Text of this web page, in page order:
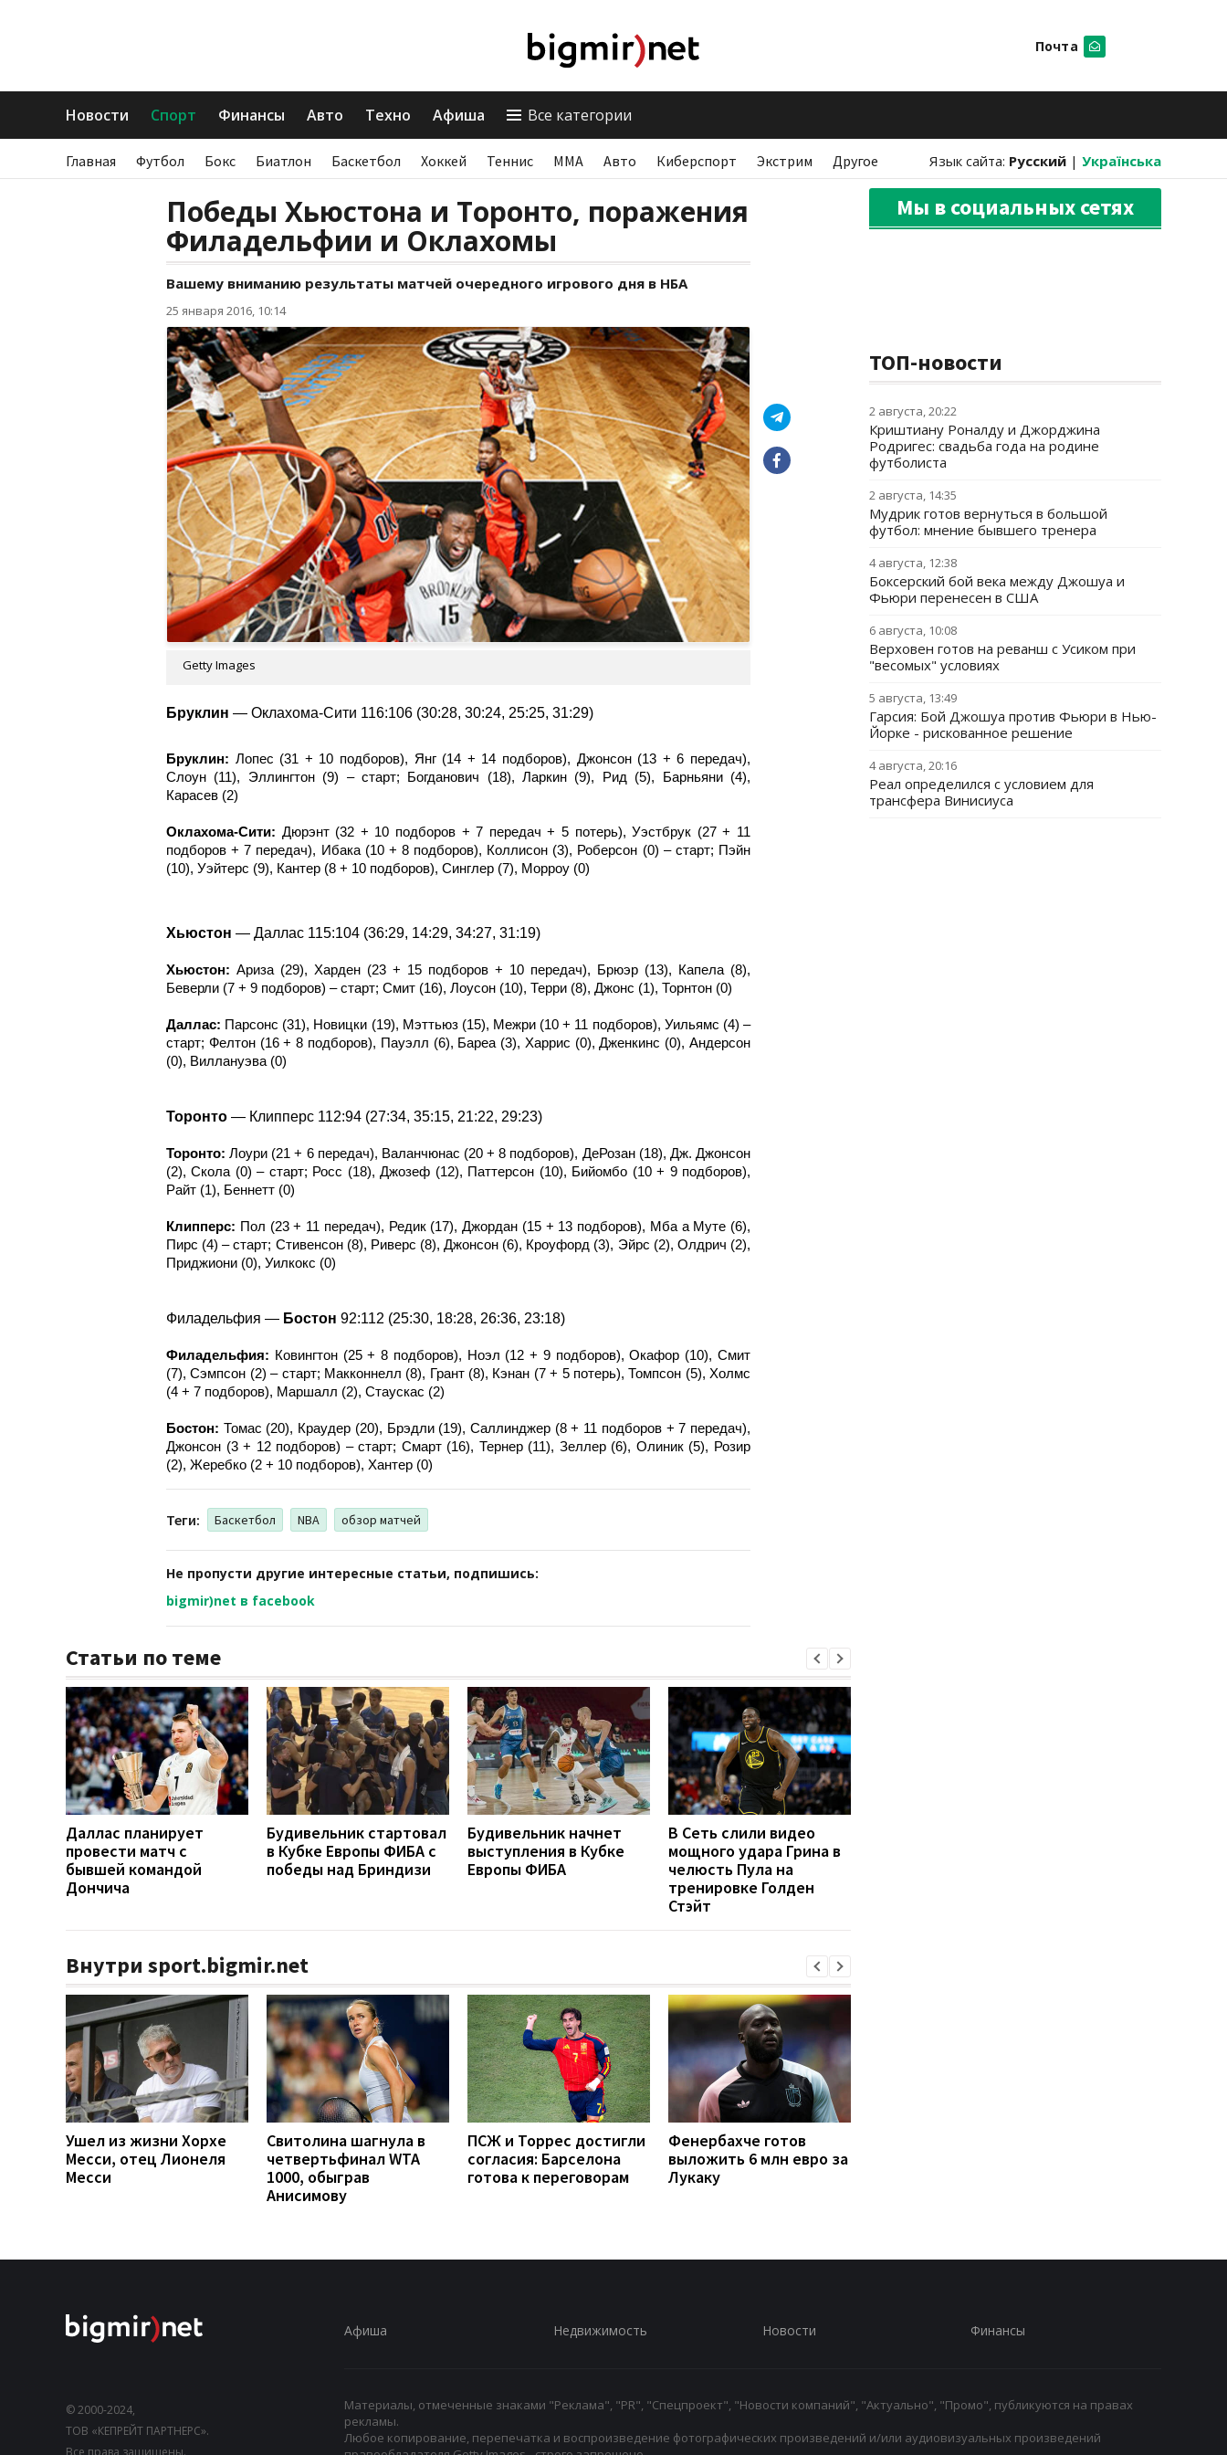
Почта
Новости Спорт Финансы Авто Техно Афиша Все категории
Главная Футбол Бокс Биатлон Баскетбол Хоккей Теннис ММА Авто Киберспорт Экстрим Другое Язык сайта: Русский | Українська
Победы Хьюстона и Торонто, поражения
Филадельфии и Оклахомы
Вашему вниманию результаты матчей очередного игрового дня в НБА
25 января 2016, 10:14
Getty Images
Бруклин — Оклахома-Сити 116:106 (30:28, 30:24, 25:25, 31:29)
Бруклин: Лопес (31 + 10 подборов), Янг (14 + 14 подборов), Джонсон (13 + 6 передач),
Слоун (11), Эллингтон (9) – старт; Богданович (18), Ларкин (9), Рид (5), Барньяни (4),
Карасев (2)
Оклахома-Сити: Дюрэнт (32 + 10 подборов + 7 передач + 5 потерь), Уэстбрук (27 + 11
подборов + 7 передач), Ибака (10 + 8 подборов), Коллисон (3), Роберсон (0) – старт; Пэйн
(10), Уэйтерс (9), Кантер (8 + 10 подборов), Синглер (7), Морроу (0)
Хьюстон — Даллас 115:104 (36:29, 14:29, 34:27, 31:19)
Хьюстон: Ариза (29), Харден (23 + 15 подборов + 10 передач), Брюэр (13), Капела (8),
Беверли (7 + 9 подборов) – старт; Смит (16), Лоусон (10), Терри (8), Джонс (1), Торнтон (0)
Даллас: Парсонс (31), Новицки (19), Мэттьюз (15), Межри (10 + 11 подборов), Уильямс (4) –
старт; Фелтон (16 + 8 подборов), Пауэлл (6), Бареа (3), Харрис (0), Дженкинс (0), Андерсон
(0), Виллануэва (0)
Торонто — Клипперс 112:94 (27:34, 35:15, 21:22, 29:23)
Торонто: Лоури (21 + 6 передач), Валанчюнас (20 + 8 подборов), ДеРозан (18), Дж. Джонсон
(2), Скола (0) – старт; Росс (18), Джозеф (12), Паттерсон (10), Бийомбо (10 + 9 подборов),
Райт (1), Беннетт (0)
Клипперс: Пол (23 + 11 передач), Редик (17), Джордан (15 + 13 подборов), Мба а Муте (6),
Пирс (4) – старт; Стивенсон (8), Риверс (8), Джонсон (6), Кроуфорд (3), Эйрс (2), Олдрич (2),
Приджиони (0), Уилкокс (0)
Филадельфия — Бостон 92:112 (25:30, 18:28, 26:36, 23:18)
Филадельфия: Ковингтон (25 + 8 подборов), Ноэл (12 + 9 подборов), Окафор (10), Смит
(7), Сэмпсон (2) – старт; Макконнелл (8), Грант (8), Кэнан (7 + 5 потерь), Томпсон (5), Холмс
(4 + 7 подборов), Маршалл (2), Стаускас (2)
Бостон: Томас (20), Краудер (20), Брэдли (19), Саллинджер (8 + 11 подборов + 7 передач),
Джонсон (3 + 12 подборов) – старт; Смарт (16), Тернер (11), Зеллер (6), Олиник (5), Розир
(2), Жеребко (2 + 10 подборов), Хантер (0)
Теги: Баскетбол NBA обзор матчей
Не пропусти другие интересные статьи, подпишись:
bigmir)net в facebook
Статьи по теме
Даллас планирует
провести матч с
бывшей командой
Дончича
Будивельник стартовал
в Кубке Европы ФИБА с
победы над Бриндизи
Будивельник начнет
выступления в Кубке
Европы ФИБА
В Сеть слили видео
мощного удара Грина в
челюсть Пула на
тренировке Голден
Стэйт
Внутри sport.bigmir.net
Ушел из жизни Хорхе
Месси, отец Лионеля
Месси
Свитолина шагнула в
четвертьфинал WTA
1000, обыграв
Анисимову
ПСЖ и Торрес достигли
согласия: Барселона
готова к переговорам
Фенербахче готов
выложить 6 млн евро за
Лукаку
Мы в социальных сетях
ТОП-новости
2 августа, 20:22
Криштиану Роналду и Джорджина
Родригес: свадьба года на родине
футболиста
2 августа, 14:35
Мудрик готов вернуться в большой
футбол: мнение бывшего тренера
4 августа, 12:38
Боксерский бой века между Джошуа и
Фьюри перенесен в США
6 августа, 10:08
Верховен готов на реванш с Усиком при
"весомых" условиях
5 августа, 13:49
Гарсия: Бой Джошуа против Фьюри в Нью-
Йорке - рискованное решение
4 августа, 20:16
Реал определился с условием для
трансфера Винисиуса
© 2000-2024,
ТОВ «КЕПРЕЙТ ПАРТНЕРС».
Все права защищены.
Афиша Недвижимость Новости Финансы
Материалы, отмеченные знаками "Реклама", "PR", "Спецпроект", "Новости компаний", "Актуально", "Промо", публикуются на правах
рекламы.
Любое копирование, перепечатка и воспроизведение фотографических произведений и/или аудиовизуальных произведений